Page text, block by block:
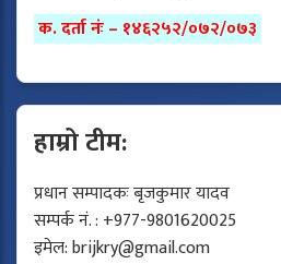
क. दर्ता नंः – १४६२५२/०७२/०७३
हाम्रो टीम:
प्रधान सम्पादकः बृजकुमार यादव
सम्पर्क नं. : +977-9801620025
इमेल:brijkry@gmail.com